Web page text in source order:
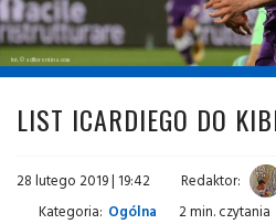
fot. © acffiorentina.com
LIST ICARDIEGO DO
28 lutego 2019 | 19:42 Redaktor:
Kategoria: Ogólna 2 min. czytania